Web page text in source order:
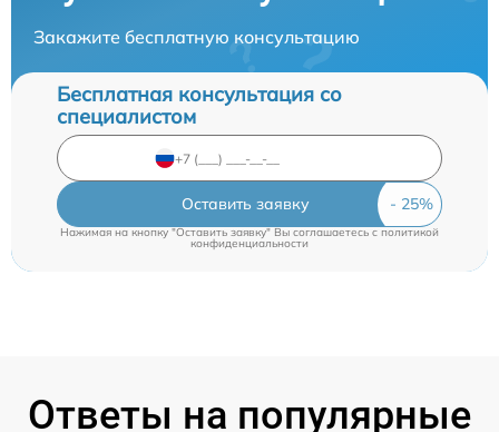
Закажите бесплатную консультацию
Бесплатная консультация со
специалистом
Оставить заявку
Нажимая на кнопку "Оставить заявку" Вы соглашаетесь cполитикой
конфиденциальности
Ответы на популярные